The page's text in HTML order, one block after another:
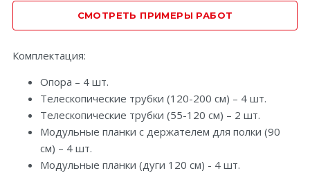
СМОТРЕТЬ ПРИМЕРЫ РАБОТ
Комплектация:
Опора – 4 шт.
Телескопические трубки (120-200 см) – 4 шт.
Телескопические трубки (55-120 см) – 2 шт.
Модульные планки с держателем для полки (90
см) – 4 шт.
Модульные планки (дуги 120 см) - 4 шт.